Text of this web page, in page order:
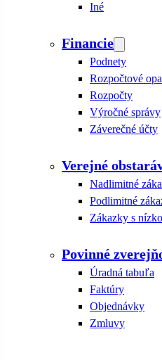
Iné
Financie
Podnety
Rozpočtové
Rozpočty
Výročné správy
Záverečné účty
Verejné
Nadlimitné
Podlimitné
Zákazky s
Povinné
Úradná tabuľa
Faktúry
Objednávky
Zmluvy